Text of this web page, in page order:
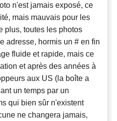
n'est jamais exposé, ce
mais mauvais pour les
plus, toutes les photos
adresse, hormis un # en fin
fluide et rapide, mais ce
et après des années à
aux US (la boîte a
un temps par un
qui bien sûr n'existent
ne changera jamais,